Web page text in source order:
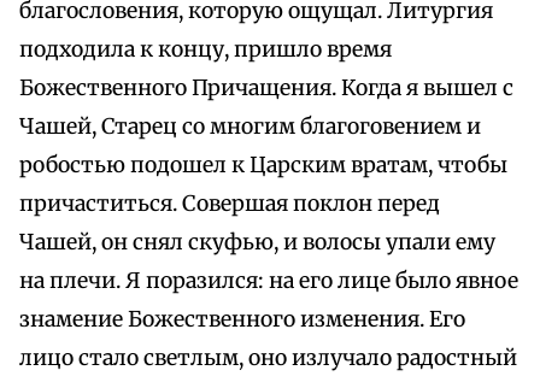
благословения, которую ощущал. Литургия
подходила к концу, пришло время
Божественного Причащения. Когда я вышел с
Чашей, Старец со многим благоговением и
робостью подошел к Царским вратам, чтобы
причаститься. Совершая поклон перед
Чашей, он снял скуфью, и волосы упали ему
на плечи. Я поразился: на его лице было явное
знамение Божественного изменения. Его
лицо стало светлым, оно излучало радостный